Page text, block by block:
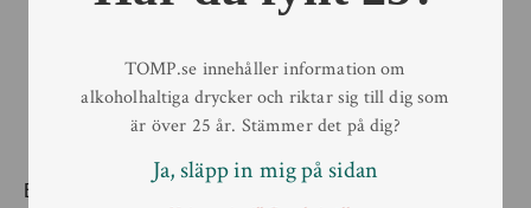
Bustad Brewing – Bière de
TOMP.se innehåller information om
alkoholhaltiga drycker och riktar sig till dig som
är över 25 år. Stämmer det på dig?
Ja, släpp in mig på sidan